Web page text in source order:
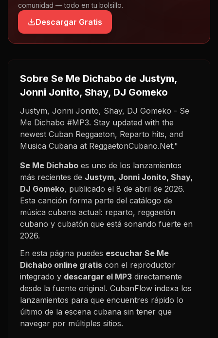
comunidad — todo en tu bolsillo.
Descargar Gratis
Sobre Se Me Dichabo de Justym,
Jonni Jonito, Shay, DJ Gomeko
Justym, Jonni Jonito, Shay, DJ Gomeko - Se
Me Dichabo #MP3. Stay updated with the
newest Cuban Reggaeton, Reparto hits, and
Musica Cubana at ReggaetonCubano.Net."
Se Me Dichabo es uno de los lanzamientos
más recientes de Justym, Jonni Jonito, Shay,
DJ Gomeko, publicado el 8 de abril de 2026.
Esta canción forma parte del catálogo de
música cubana actual: reparto, reggaetón
cubano y cubatón que está sonando fuerte en
2026.
En esta página puedes escuchar Se Me
Dichabo online gratis con el reproductor
integrado y descargar el MP3 directamente
desde la fuente original. CubanFlow indexa los
lanzamientos para que encuentres rápido lo
último de la escena cubana sin tener que
navegar por múltiples sitios.